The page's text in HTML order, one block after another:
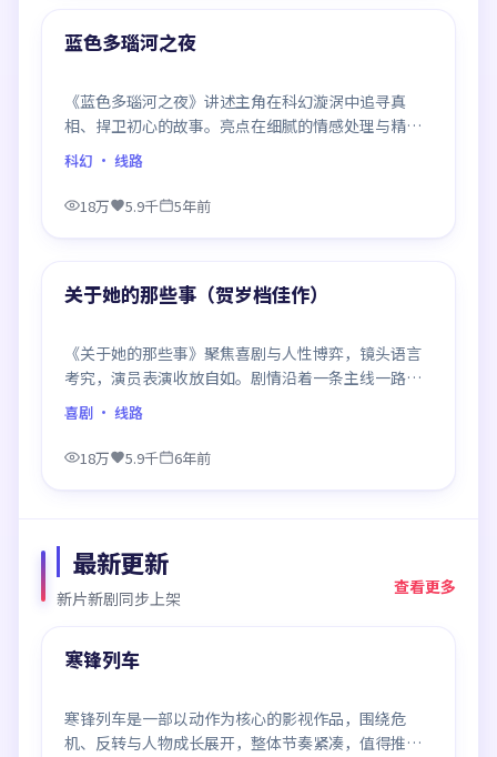
精选
蓝色多瑙河之夜
《蓝色多瑙河之夜》讲述主角在科幻漩涡中追寻真
相、捍卫初心的故事。亮点在细腻的情感处理与精良
制作，感情戏与动作戏比例平衡，节奏舒服。
科幻 · 线路
18万 5.9千 5年前
精选
关于她的那些事（贺岁档佳作）
《关于她的那些事》聚焦喜剧与人性博弈，镜头语言
考究，演员表演收放自如。剧情沿着一条主线一路反
转，每次揭晓都重塑前情认知，悬念感拉满。
喜剧 · 线路
18万 5.9千 6年前
最新更新
新片新剧同步上架
查看更多
最新
99:35
寒锋列车
寒锋列车是一部以动作为核心的影视作品，围绕危
机、反转与人物成长展开，整体节奏紧凑，值得推荐